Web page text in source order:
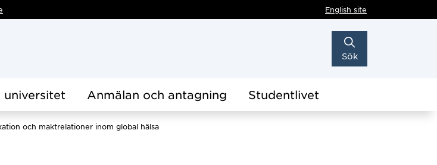
English site
Sök
universitet Anmälan och antagning Studentlivet
och maktrelationer inom global hälsa